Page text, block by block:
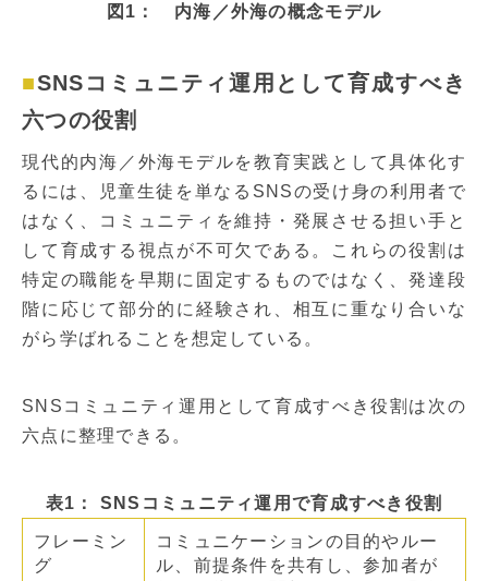
図1： 内海／外海の概念モデル
SNSコミュニティ運用として育成すべき
六つの役割
現代的内海／外海モデルを教育実践として具体化す
るには、児童生徒を単なるSNSの受け身の利用者で
はなく、コミュニティを維持・発展させる担い手と
して育成する視点が不可欠である。これらの役割は
特定の職能を早期に固定するものではなく、発達段
階に応じて部分的に経験され、相互に重なり合いな
がら学ばれることを想定している。
SNSコミュニティ運用として育成すべき役割は次の
六点に整理できる。
表1： SNSコミュニティ運用で育成すべき役割
フレーミン
グ
コミュニケーションの目的やルー
ル、前提条件を共有し、参加者が